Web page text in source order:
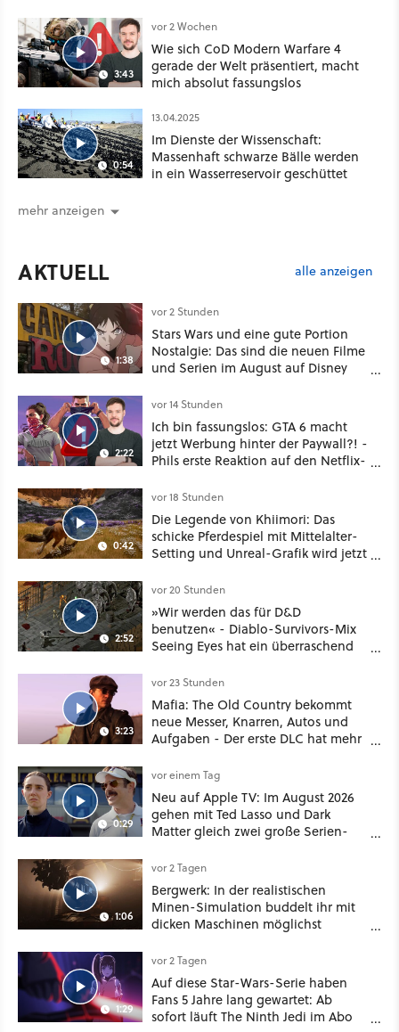
3:43
vor 2 Wochen
Wie sich CoD Modern Warfare 4
gerade der Welt präsentiert, macht
mich absolut fassungslos
0:54
13.04.2025
Im Dienste der Wissenschaft:
Massenhaft schwarze Bälle werden
in ein Wasserreservoir geschüttet
mehr anzeigen
AKTUELL alle anzeigen
1:38
vor 2 Stunden
Stars Wars und eine gute Portion
Nostalgie: Das sind die neuen Filme
und Serien im August auf Disney
2:22
vor 14 Stunden
Ich bin fassungslos: GTA 6 macht
jetzt Werbung hinter der Paywall?! -
Phils erste Reaktion auf den Netflix-
0:42
vor 18 Stunden
Die Legende von Khiimori: Das
schicke Pferdespiel mit Mittelalter-
Setting und Unreal-Grafik wird jetzt
2:52
vor 20 Stunden
»Wir werden das für D&D
benutzen« - Diablo-Survivors-Mix
Seeing Eyes hat ein überraschend
3:23
vor 23 Stunden
Mafia: The Old Country bekommt
neue Messer, Knarren, Autos und
Aufgaben - Der erste DLC hat mehr
0:29
vor einem Tag
Neu auf Apple TV: Im August 2026
gehen mit Ted Lasso und Dark
Matter gleich zwei große Serien-
1:06
vor 2 Tagen
Bergwerk: In der realistischen
Minen-Simulation buddelt ihr mit
dicken Maschinen möglichst
1:29
vor 2 Tagen
Auf diese Star-Wars-Serie haben
Fans 5 Jahre lang gewartet: Ab
sofort läuft The Ninth Jedi im Abo